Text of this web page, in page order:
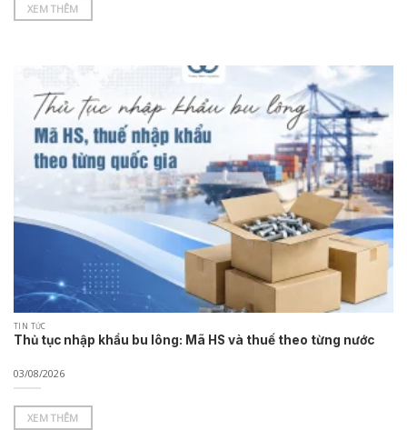
XEM THÊM
TIN TỨC
Thủ tục nhập khẩu bu lông: Mã HS và thuế theo từng nước
03/08/2026
XEM THÊM